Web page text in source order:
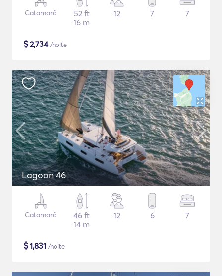
Catamarã
52 ft
16 m
12 7 7
$2,734/noite
Lagoon 46
Catamarã
46 ft
14 m
12 6 7
$1,831 /noite